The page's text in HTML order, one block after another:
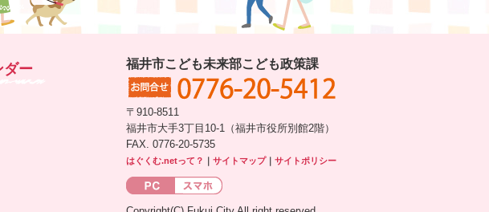
ダー 福井市こども未来部こども政策課
〒910-8511
福井市大手3丁目10-1（福井市役所別館2階）
FAX. 0776-20-5735
はぐくむ.netって？ サイトマップ｜ サイトポリシー